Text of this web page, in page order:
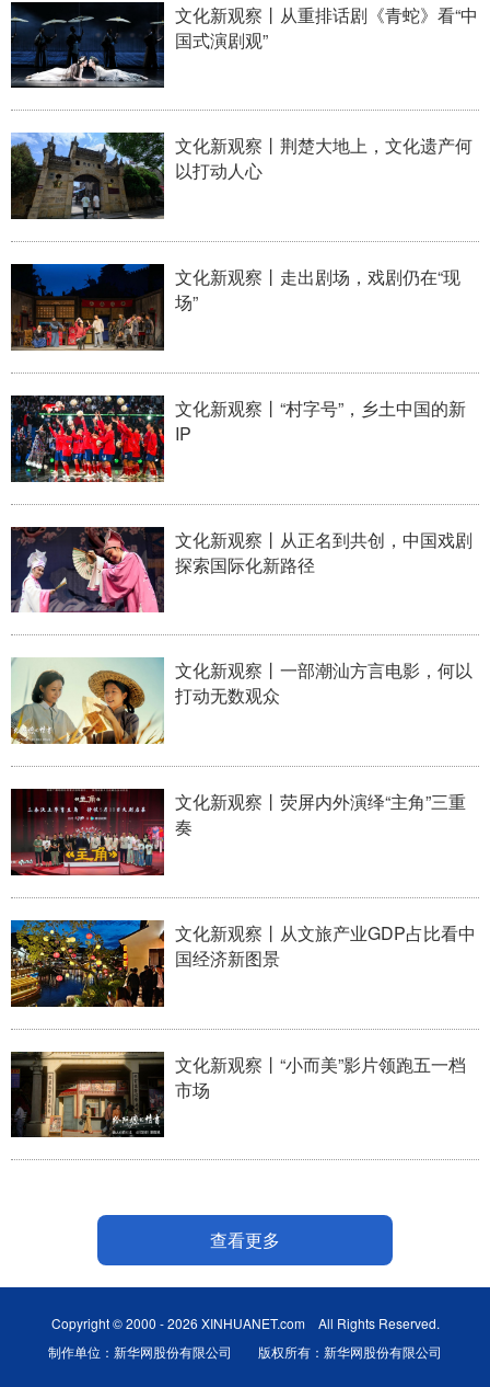
文化新观察丨从重排话剧《青蛇》看“中
国式演剧观”
文化新观察丨荆楚大地上，文化遗产何
以打动人心
文化新观察丨走出剧场，戏剧仍在“现
场”
文化新观察丨“村字号”，乡土中国的新
IP
文化新观察丨从正名到共创，中国戏剧
探索国际化新路径
文化新观察丨一部潮汕方言电影，何以
打动无数观众
文化新观察丨荧屏内外演绎“主角”三重
奏
文化新观察丨从文旅产业GDP占比看中
国经济新图景
文化新观察丨“小而美”影片领跑五一档
市场
查看更多
Copyright © 2000 - 2026 XINHUANET.com All Rights Reserved.
制作单位：新华网股份有限公司 版权所有：新华网股份有限公司